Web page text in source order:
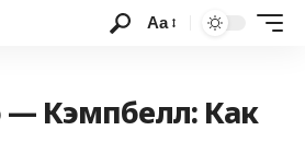
Аа
Кэмпбелл: Как